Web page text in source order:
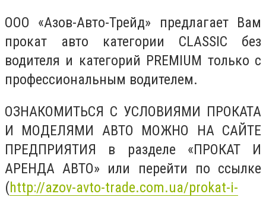
ООО «Азов-Авто-Трейд» предлагает Вам
прокат авто категории CLASSIC без
водителя и категорий PREMIUM только с
профессиональным водителем.
ОЗНАКОМИТЬСЯ С УСЛОВИЯМИ ПРОКАТА
И МОДЕЛЯМИ АВТО МОЖНО НА САЙТЕ
ПРЕДПРИЯТИЯ в разделе «ПРОКАТ И
АРЕНДА АВТО» или перейти по ссылке
(http://azov-avto-trade.com.ua/prokat-i-